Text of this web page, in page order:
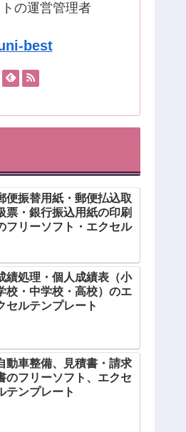
の運営管理者
best
便振替用紙・郵便払込取
票・銀行振込用紙の印刷
フリーソフト・エクセル
績処理・個人成績表（小
校・中学校・高校）のエ
セルテンプレート
動車整備、見積書・請求
のフリーソフト、エクセ
テンプレート